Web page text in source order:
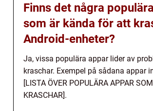
Finns det några
som är kända för att
Android-enheter?
Ja, vissa populära appar lider av
kraschar. Exempel på sådana appar
[LISTA ÖVER POPULÄRA APPAR SOM
KRASCHAR].